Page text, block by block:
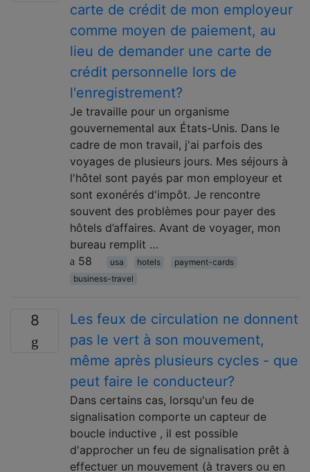
carte de crédit de mon employeur
comme moyen de paiement, au
lieu de demander une carte de
crédit personnelle lors de
l'enregistrement?
Je travaille pour un organisme
gouvernemental aux États-Unis. Dans le
cadre de mon travail, j'ai parfois des
voyages de plusieurs jours. Mes séjours à
l'hôtel sont payés par mon employeur et
sont exonérés d'impôt. Je rencontre
souvent des problèmes pour payer des
hôtels d’affaires. Avant de voyager, mon
bureau remplit …
58
usa hotels
payment-cards
business-travel
8
Les feux de circulation ne donnent
pas le vert à son mouvement,
même après plusieurs cycles - que
peut faire le conducteur?
Dans certains cas, lorsqu'un feu de
signalisation comporte un capteur de
boucle inductive , il est possible
d'approcher un feu de signalisation prêt à
effectuer un mouvement (à travers ou en